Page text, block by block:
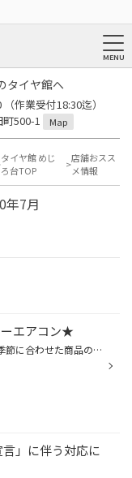
タイヤ館へ
作業受付18:30迄）
500-1
Map
タイヤ館 めじ
ろ台TOP
店舗おスス
メ情報
年7月
エアコン★
こんにちは！ 今回は季節に合わせた商品のご紹介です！ ★WAKO'S パワーエアコン★ エアコンの添加剤です！ 缶の中にはガスとオイルが入っています。 添加することでエアコンシステムの動きを良くし、パワーロスを低減、燃費貢献につながります。 また、パワーロスがなくなることでエアコンの効きも良...
言」に伴う対応に